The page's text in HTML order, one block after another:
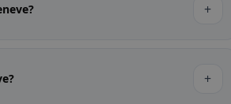
+
+